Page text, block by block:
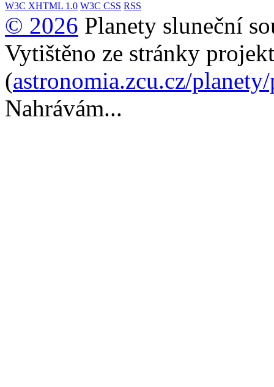
W3C XHTML 1.0 W3C CSS RSS
© 2026 Planety sluneční
Vytištěno ze stránky
(astronomia.zcu.cz/
Nahrávám...